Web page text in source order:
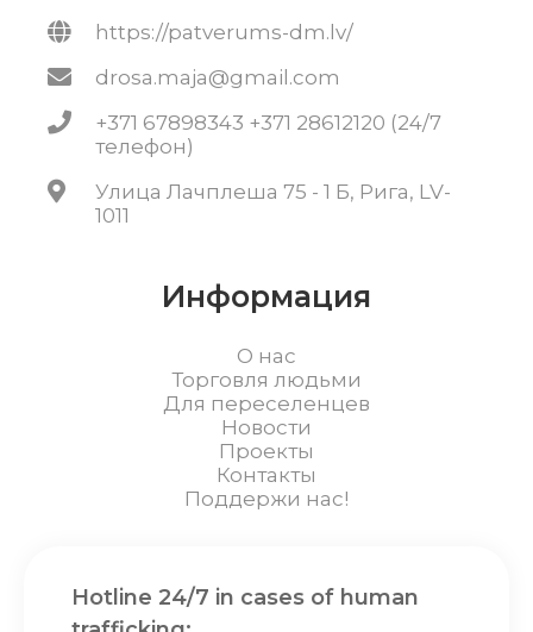
https://patverums-dm.lv/
drosa.maja@gmail.com
+371 67898343 +371 28612120 (24/7
телефон)
Улица Лачплеша 75 - 1 Б, Рига, LV-
1011
Информация
О нас
Торговля людьми
Для переселенцев
Новости
Проекты
Контакты
Поддержи нас!
Hotline 24/7 in cases of human